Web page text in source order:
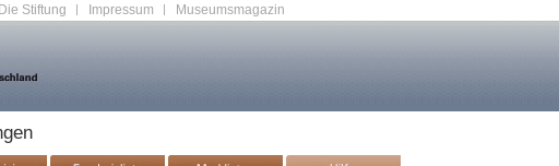
Die Stiftung | Impressum | Museumsmagazin